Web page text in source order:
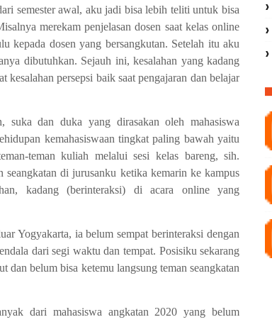
semester awal, aku jadi bisa lebih teliti untuk bisa
merekam penjelasan dosen saat kelas online
kepada dosen yang bersangkutan. Setelah itu aku
dibutuhkan. Sejauh ini, kesalahan yang kadang
persepsi baik saat pengajaran dan belajar
dan duka yang dirasakan oleh mahasiswa
kemahasiswaan tingkat paling bawah yaitu
teman kuliah melalui sesi kelas bareng, sih.
seangkatan di jurusanku ketika kemarin ke kampus
kadang (berinteraksi) di acara online yang
Yogyakarta, ia belum sempat berinteraksi dengan
dari segi waktu dan tempat. Posisiku sekarang
belum bisa ketemu langsung teman seangkatan
dari mahasiswa angkatan 2020 yang belum